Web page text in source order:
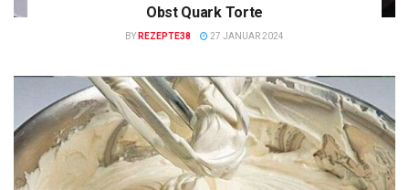
Obst Quark Torte
BY REZEPTE38 27 JANUAR 2024